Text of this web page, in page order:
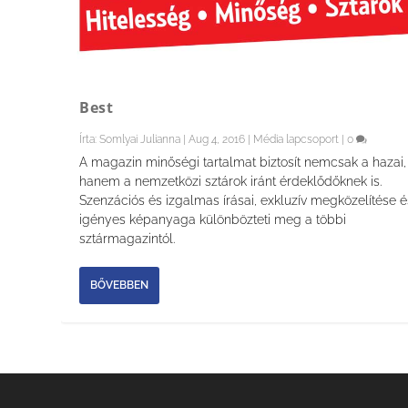
Best
Írta:Somlyai Julianna |Aug 4, 2016 | Média lapcsoport |0
A magazin minőségi tartalmat biztosít nemcsak a hazai,
hanem a nemzetközi sztárok iránt érdeklődőknek is.
Szenzációs és izgalmas írásai, exkluzív megközelítése
igényes képanyaga különbözteti meg a többi
sztármagazintól.
BŐVEBBEN